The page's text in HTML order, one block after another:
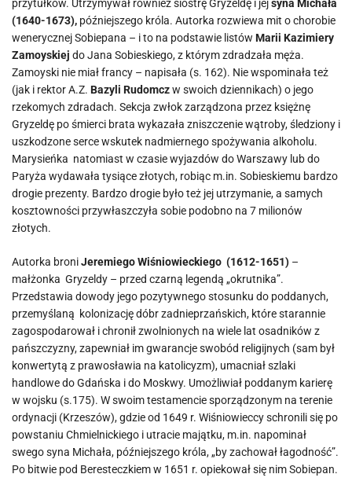
przytułków. Utrzymywał również siostrę Gryzeldę i jejsyna Michała
(1640-1673), późniejszego króla. Autorka rozwiewa mit o chorobie
wenerycznej Sobiepana – i to na podstawie listów Marii Kazimiery
Zamoyskiej do Jana Sobieskiego, z którym zdradzała męża.
Zamoyski nie miał francy – napisała (s. 162). Nie wspominała też
(jak i rektor A.Z. Bazyli Rudomczw swoich dziennikach) o jego
rzekomych zdradach. Sekcja zwłok zarządzona przez księżnę
Gryzeldę po śmierci brata wykazała zniszczenie wątroby, śledziony i
uszkodzone serce wskutek nadmiernego spożywania alkoholu.
Marysieńka natomiast w czasie wyjazdów do Warszawy lub do
Paryża wydawała tysiące złotych, robiąc m.in. Sobieskiemu bardzo
drogie prezenty. Bardzo drogie było też jej utrzymanie, a samych
kosztowności przywłaszczyła sobie podobno na 7 milionów
złotych.
Autorka broniJeremiego Wiśniowieckiego (1612-1651) –
małżonka Gryzeldy – przed czarną legendą „okrutnika”.
Przedstawia dowody jego pozytywnego stosunku do poddanych,
przemyślaną kolonizację dóbr zadnieprzańskich, które starannie
zagospodarował i chronił zwolnionych na wiele lat osadników z
pańszczyzny, zapewniał im gwarancje swobód religijnych (sam był
konwertytą z prawosławia na katolicyzm), umacniał szlaki
handlowe do Gdańska i do Moskwy. Umożliwiał poddanym karierę
w wojsku (s.175). W swoim testamencie sporządzonym na terenie
ordynacji (Krzeszów), gdzie od 1649 r. Wiśniowieccy schronili się po
powstaniu Chmielnickiego i utracie majątku, m.in. napominał
swego syna Michała, późniejszego króla, „by zachował łagodność”.
Po bitwie pod Beresteczkiem w 1651 r. opiekował się nim Sobiepan.